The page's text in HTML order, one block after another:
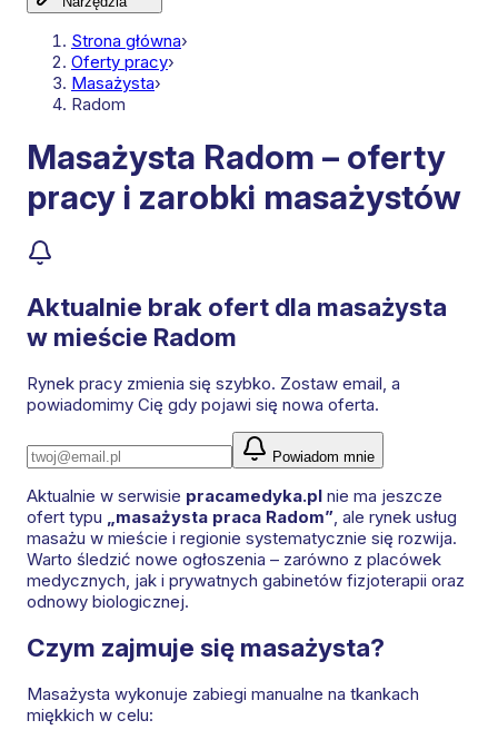
Strona główna›
Oferty pracy›
Masażysta›
Radom
Masażysta Radom – oferty
pracy i zarobki masażystów
Aktualnie brak ofert dla masażysta
w mieście Radom
Rynek pracy zmienia się szybko. Zostaw email, a
powiadomimy Cię gdy pojawi się nowa oferta.
Powiadom mnie
Aktualnie w serwisie pracamedyka.pl nie ma jeszcze
ofert typu
„masażysta praca Radom” , ale rynek usług
masażu w mieście i regionie systematycznie się rozwija.
Warto śledzić nowe ogłoszenia – zarówno z placówek
medycznych, jak i prywatnych gabinetów fizjoterapii oraz
odnowy biologicznej.
Czym zajmuje się masażysta?
Masażysta wykonuje zabiegi manualne na tkankach
miękkich w celu: